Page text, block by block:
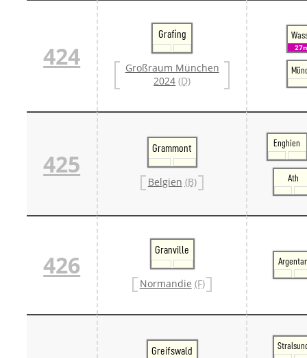
424
Grafing
Großraum München
2024 (D)
425
Grammont
Belgien (B)
Enghien
Ath
426
Granville
Normandie (F)
Greifswald